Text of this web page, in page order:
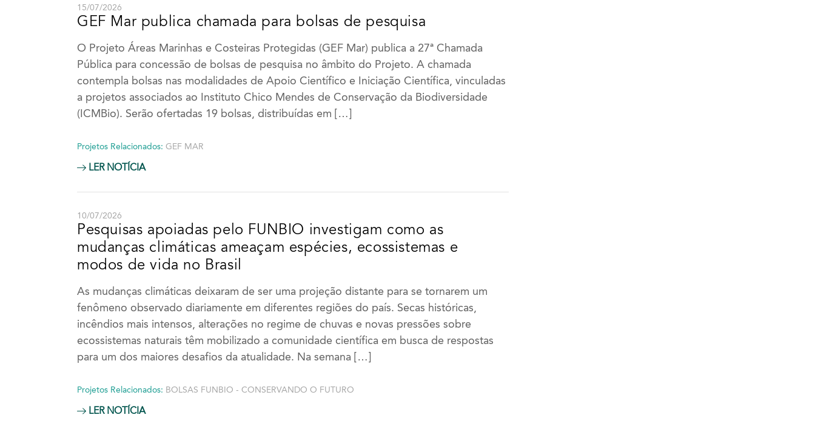
15/07/2026
GEF Mar publica chamada para bolsas de pesquisa
O Projeto Áreas Marinhas e Costeiras Protegidas (GEF Mar) publica a 27ª Chamada
Pública para concessão de bolsas de pesquisa no âmbito do Projeto. A chamada
contempla bolsas nas modalidades de Apoio Científico e Iniciação Científica, vinculadas
a projetos associados ao Instituto Chico Mendes de Conservação da Biodiversidade
(ICMBio). Serão ofertadas 19 bolsas, distribuídas em […]
Projetos Relacionados: GEF MAR
LER NOTÍCIA
10/07/2026
Pesquisas apoiadas pelo FUNBIO investigam como as
mudanças climáticas ameaçam espécies, ecossistemas e
modos de vida no Brasil
As mudanças climáticas deixaram de ser uma projeção distante para se tornarem um
fenômeno observado diariamente em diferentes regiões do país. Secas históricas,
incêndios mais intensos, alterações no regime de chuvas e novas pressões sobre
ecossistemas naturais têm mobilizado a comunidade científica em busca de respostas
para um dos maiores desafios da atualidade. Na semana […]
Projetos Relacionados: BOLSAS FUNBIO - CONSERVANDO O FUTURO
LER NOTÍCIA